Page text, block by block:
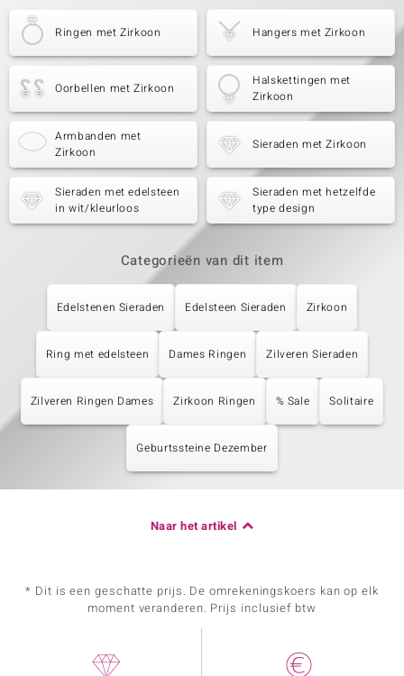
Ringen met Zirkoon Hangers met Zirkoon
Oorbellen met Zirkoon
Halskettingen met
Zirkoon
Armbanden met
Zirkoon
Sieraden met Zirkoon
Sieraden met edelsteen
in wit/kleurloos
Sieraden met hetzelfde
type design
Categorieën van dit item
Edelstenen Sieraden Edelsteen Sieraden Zirkoon
Ring met edelsteen Dames Ringen Zilveren Sieraden
Zilveren Ringen Dames Zirkoon Ringen % Sale Solitaire
Geburtssteine Dezember
Naar het artikel
* Dit is een geschatte prijs. De omrekeningskoers kan op elk
moment veranderen. Prijs inclusief btw